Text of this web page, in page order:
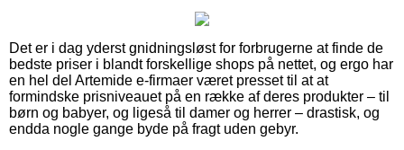
Det er i dag yderst gnidningsløst for forbrugerne at finde de
bedste priser i blandt forskellige shops på nettet, og ergo har
en hel del Artemide e-firmaer været presset til at at
formindske prisniveauet på en række af deres produkter – til
børn og babyer, og ligeså til damer og herrer – drastisk, og
endda nogle gange byde på fragt uden gebyr.